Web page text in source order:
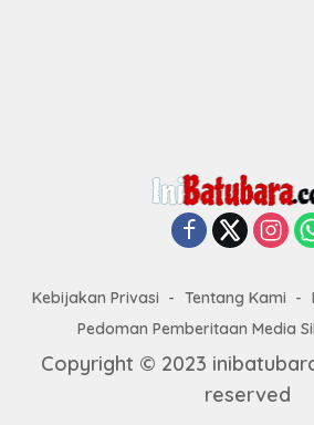
Kebijakan Privasi Tentang Kami
Pedoman Pemberitaan Media
Copyright © 2023
reserved